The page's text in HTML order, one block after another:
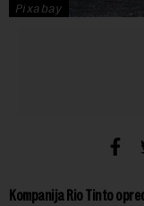
Pixabay
Kompanija Rio Tinto